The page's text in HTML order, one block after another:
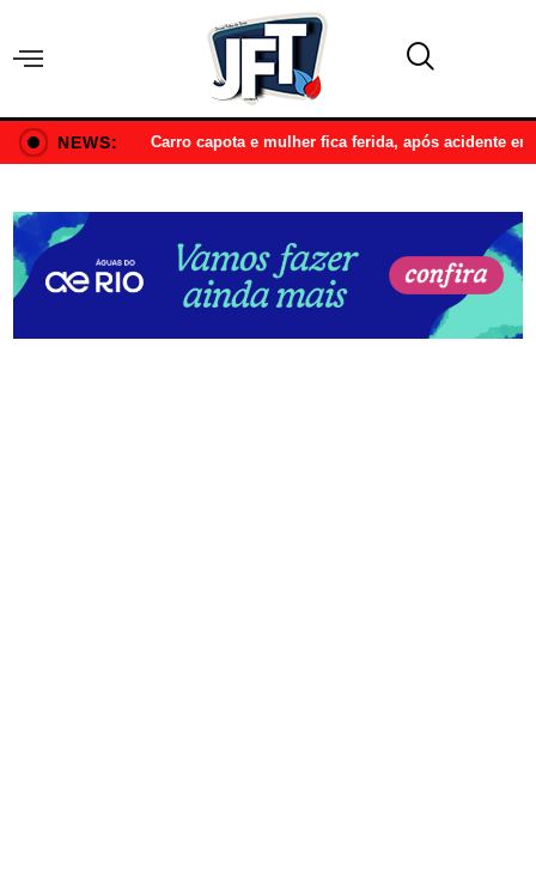
NEWS: Carro capota e mulher fica ferida, após acidente